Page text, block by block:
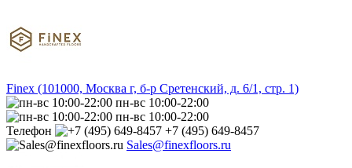
Finex (101000, Москва г, б-р Сретенский, д. 6/1, стр. 1)
пн-вс 10:00-22:00
пн-вс 10:00-22:00
Телефон
+7 (495) 649-8457
Sales@finexfloors.ru